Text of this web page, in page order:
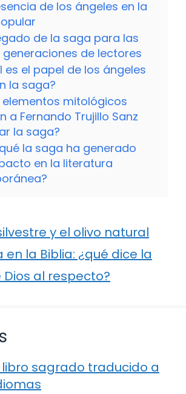
de los ángeles en la
de la saga para las
de lectores
es el papel de los ángeles
la saga?
elementos mitológicos
a Fernando Trujillo Sanz
la saga?
la saga ha generado
en la literatura
y el olivo natural
en la Biblia: ¿qué dice la
al respecto?
libro sagrado traducido a